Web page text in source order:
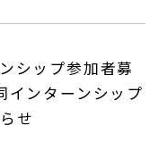
シップ参加者募
インターンシップ
せ